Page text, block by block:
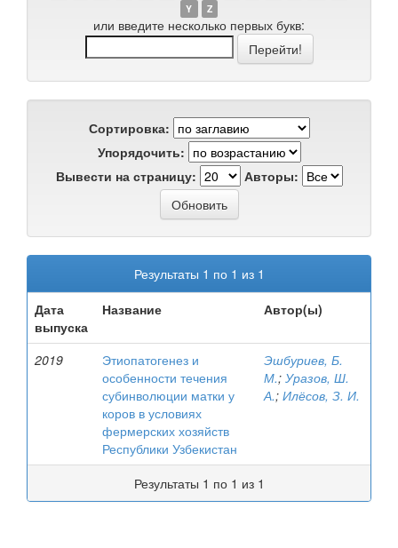
Y
Z
или введите несколько первых букв:
Сортировка:
Упорядочить:
Вывести на страницу:
Авторы:
Результаты 1 по 1 из 1
Дата
выпуска
Название Автор(ы)
2019
Этиопатогенез и
особенности течения
субинволюции матки у
коров в условиях
фермерских хозяйств
Республики Узбекистан
Эшбуриев, Б.
М.; Уразов, Ш.
А.; Илёсов, З. И.
Результаты 1 по 1 из 1